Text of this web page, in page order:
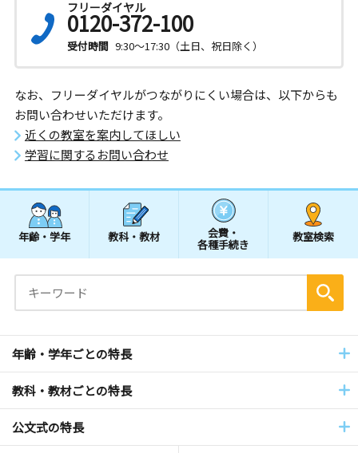
フリーダイヤル
0120-372-100
受付時間 9:30～17:30（土日、祝日除く）
なお、フリーダイヤルがつながりにくい場合は、以下からも
お問い合わせいただけます。
近くの教室を案内してほしい
学習に関するお問い合わせ
年齢・学年 教科・教材 会費・
各種手続き
教室検索
年齢・学年ごとの特長
教科・教材ごとの特長
公文式の特長